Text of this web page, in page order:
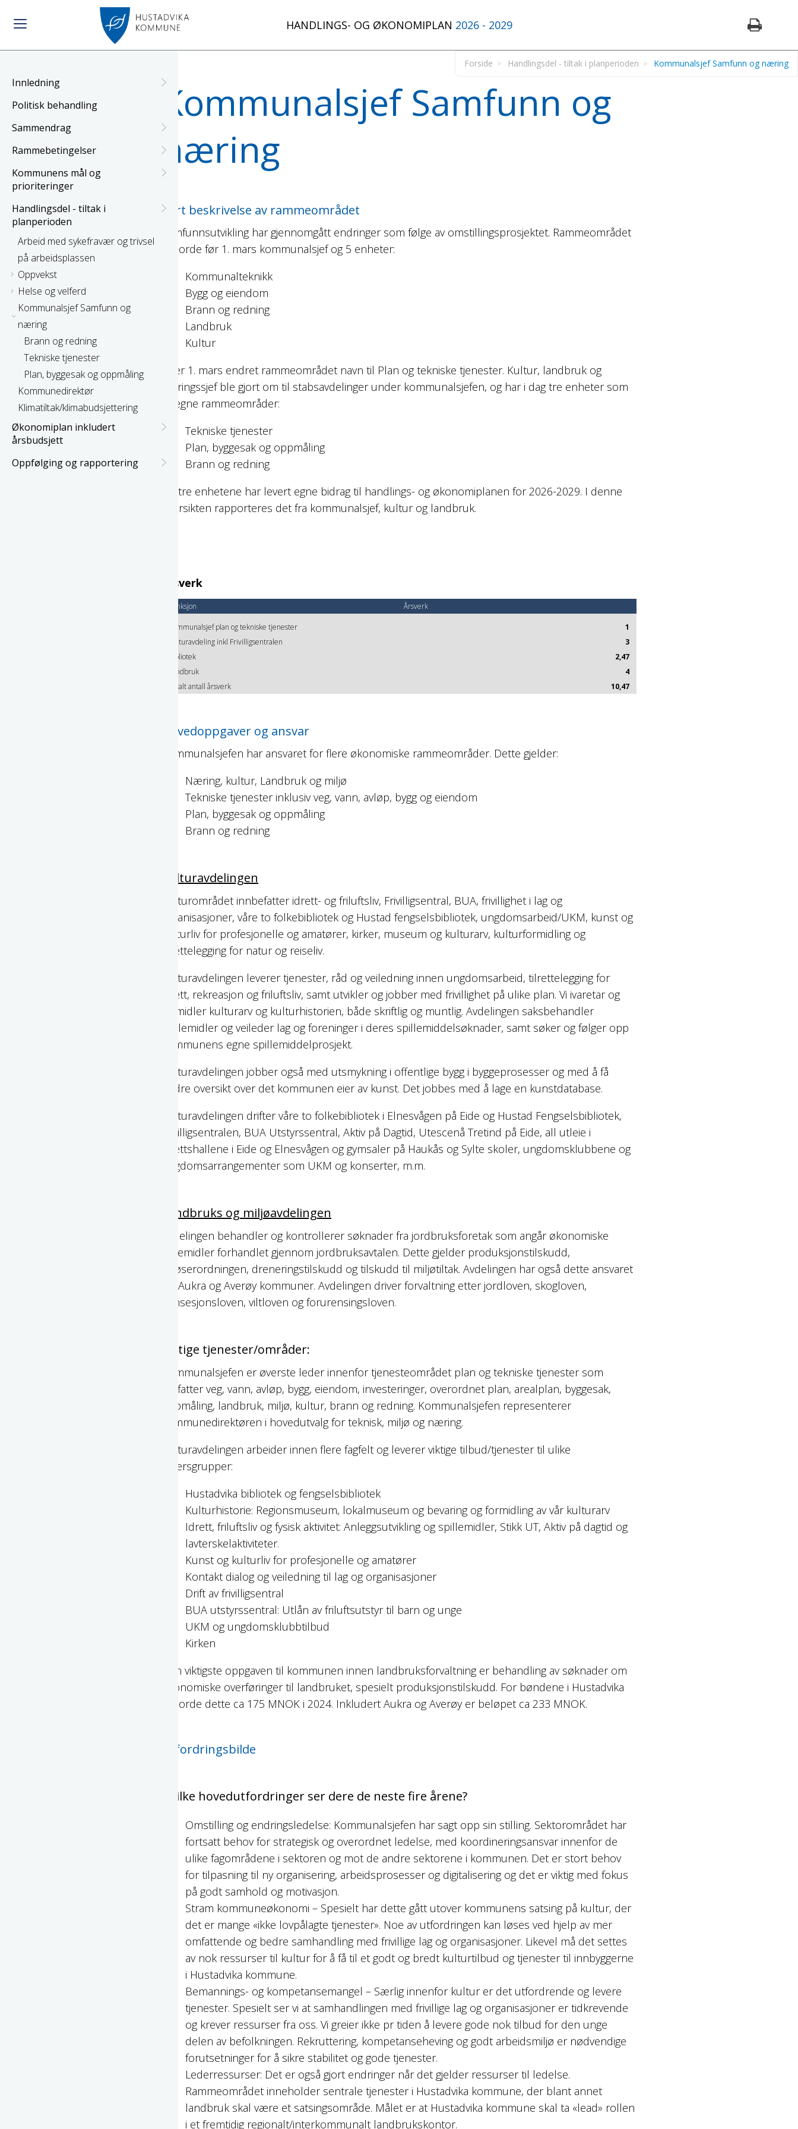
HANDLINGS- OG ØKONOMIPLAN 2026 - 2029
Innledning
Politisk behandling
Sammendrag
Rammebetingelser
Kommunens mål og
prioriteringer
Handlingsdel - tiltak i
planperioden
Arbeid med sykefravær og trivsel
på arbeidsplassen
Oppvekst
Helse og velferd
Kommunalsjef Samfunn og
næring
Brann og redning
Tekniske tjenester
Plan, byggesak og oppmåling
Kommunedirektør
Klimatiltak/klimabudsjettering
Økonomiplan inkludert
årsbudsjett
Oppfølging og rapportering
Forside Handlingsdel - tiltak i planperioden Kommunalsjef Samfunn og næring
Kommunalsjef Samfunn og
næring
Kort beskrivelse av rammeområdet
Samfunnsutvikling har gjennomgått endringer som følge av omstillingsprosjektet. Rammeområdet
utgjorde før 1. mars kommunalsjef og 5 enheter:
Kommunalteknikk
Bygg og eiendom
Brann og redning
Landbruk
Kultur
Etter 1. mars endret rammeområdet navn til Plan og tekniske tjenester. Kultur, landbruk og
næringssjef ble gjort om til stabsavdelinger under kommunalsjefen, og har i dag tre enheter som
er egne rammeområder:
Tekniske tjenester
Plan, byggesak og oppmåling
Brann og redning
De tre enhetene har levert egne bidrag til handlings- og økonomiplanen for 2026-2029. I denne
oversikten rapporteres det fra kommunalsjef, kultur og landbruk.
Årsverk
Funksjon Årsverk
Kommunalsjef plan og tekniske tjenester
1
Kulturavdeling inkl Frivilligsentralen
3
Bibliotek
2,47
Landbruk
4
Totalt antall årsverk
10,47
Hovedoppgaver og ansvar
Kommunalsjefen har ansvaret for flere økonomiske rammeområder. Dette gjelder:
Næring, kultur, Landbruk og miljø
Tekniske tjenester inklusiv veg, vann, avløp, bygg og eiendom
Plan, byggesak og oppmåling
Brann og redning
Kulturavdelingen
Kulturområdet innbefatter idrett- og friluftsliv, Frivilligsentral, BUA, frivillighet i lag og
organisasjoner, våre to folkebibliotek og Hustad fengselsbibliotek, ungdomsarbeid/UKM, kunst og
kulturliv for profesjonelle og amatører, kirker, museum og kulturarv, kulturformidling og
tilrettelegging for natur og reiseliv.
Kulturavdelingen leverer tjenester, råd og veiledning innen ungdomsarbeid, tilrettelegging for
idrett, rekreasjon og friluftsliv, samt utvikler og jobber med frivillighet på ulike plan. Vi ivaretar og
formidler kulturarv og kulturhistorien, både skriftlig og muntlig. Avdelingen saksbehandler
spillemidler og veileder lag og foreninger i deres spillemiddelsøknader, samt søker og følger opp
kommunens egne spillemiddelprosjekt.
Kulturavdelingen jobber også med utsmykning i offentlige bygg i byggeprosesser og med å få
bedre oversikt over det kommunen eier av kunst. Det jobbes med å lage en kunstdatabase.
Kulturavdelingen drifter våre to folkebibliotek i Elnesvågen på Eide og Hustad Fengselsbibliotek,
Frivilligsentralen, BUA Utstyrssentral, Aktiv på Dagtid, Utescenå Tretind på Eide, all utleie i
idrettshallene i Eide og Elnesvågen og gymsaler på Haukås og Sylte skoler, ungdomsklubbene og
ungdomsarrangementer som UKM og konserter, m.m.
Landbruks og miljøavdelingen
Avdelingen behandler og kontrollerer søknader fra jordbruksforetak som angår økonomiske
virkemidler forhandlet gjennom jordbruksavtalen. Dette gjelder produksjonstilskudd,
avløserordningen, dreneringstilskudd og tilskudd til miljøtiltak. Avdelingen har også dette ansvaret
for Aukra og Averøy kommuner. Avdelingen driver forvaltning etter jordloven, skogloven,
konsesjonsloven, viltloven og forurensingsloven.
Viktige tjenester/områder:
Kommunalsjefen er øverste leder innenfor tjenesteområdet plan og tekniske tjenester som
omfatter veg, vann, avløp, bygg, eiendom, investeringer, overordnet plan, arealplan, byggesak,
oppmåling, landbruk, miljø, kultur, brann og redning. Kommunalsjefen representerer
kommunedirektøren i hovedutvalg for teknisk, miljø og næring.
Kulturavdelingen arbeider innen flere fagfelt og leverer viktige tilbud/tjenester til ulike
aldersgrupper:
Hustadvika bibliotek og fengselsbibliotek
Kulturhistorie: Regionsmuseum, lokalmuseum og bevaring og formidling av vår kulturarv
Idrett, friluftsliv og fysisk aktivitet: Anleggsutvikling og spillemidler, Stikk UT, Aktiv på dagtid og
lavterskelaktiviteter.
Kunst og kulturliv for profesjonelle og amatører
Kontakt dialog og veiledning til lag og organisasjoner
Drift av frivilligsentral
BUA utstyrssentral: Utlån av friluftsutstyr til barn og unge
UKM og ungdomsklubbtilbud
Kirken
Den viktigste oppgaven til kommunen innen landbruksforvaltning er behandling av søknader om
økonomiske overføringer til landbruket, spesielt produksjonstilskudd. For bøndene i Hustadvika
utgjorde dette ca 175 MNOK i 2024. Inkludert Aukra og Averøy er beløpet ca 233 MNOK.
Utfordringsbilde
Hvilke hovedutfordringer ser dere de neste fire årene?
Omstilling og endringsledelse: Kommunalsjefen har sagt opp sin stilling. Sektorområdet har
fortsatt behov for strategisk og overordnet ledelse, med koordineringsansvar innenfor de
ulike fagområdene i sektoren og mot de andre sektorene i kommunen. Det er stort behov
for tilpasning til ny organisering, arbeidsprosesser og digitalisering og det er viktig med fokus
på godt samhold og motivasjon.
Stram kommuneøkonomi – Spesielt har dette gått utover kommunens satsing på kultur, der
det er mange «ikke lovpålagte tjenester». Noe av utfordringen kan løses ved hjelp av mer
omfattende og bedre samhandling med frivillige lag og organisasjoner. Likevel må det settes
av nok ressurser til kultur for å få til et godt og bredt kulturtilbud og tjenester til innbyggerne
i Hustadvika kommune.
Bemannings- og kompetansemangel – Særlig innenfor kultur er det utfordrende og levere
tjenester. Spesielt ser vi at samhandlingen med frivillige lag og organisasjoner er tidkrevende
og krever ressurser fra oss. Vi greier ikke pr tiden å levere gode nok tilbud for den unge
delen av befolkningen. Rekruttering, kompetanseheving og godt arbeidsmiljø er nødvendige
forutsetninger for å sikre stabilitet og gode tjenester.
Lederressurser: Det er også gjort endringer når det gjelder ressurser til ledelse.
Rammeområdet inneholder sentrale tjenester i Hustadvika kommune, der blant annet
landbruk skal være et satsingsområde. Målet er at Hustadvika kommune skal ta «lead» rollen
i et fremtidig regionalt/interkommunalt landbrukskontor.